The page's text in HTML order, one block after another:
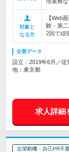
対象と
なる方
【Web
験・第
2回で頑
企業データ
設立：2019年6月／
地：東京都
求人詳細
志望動機・自己PR不